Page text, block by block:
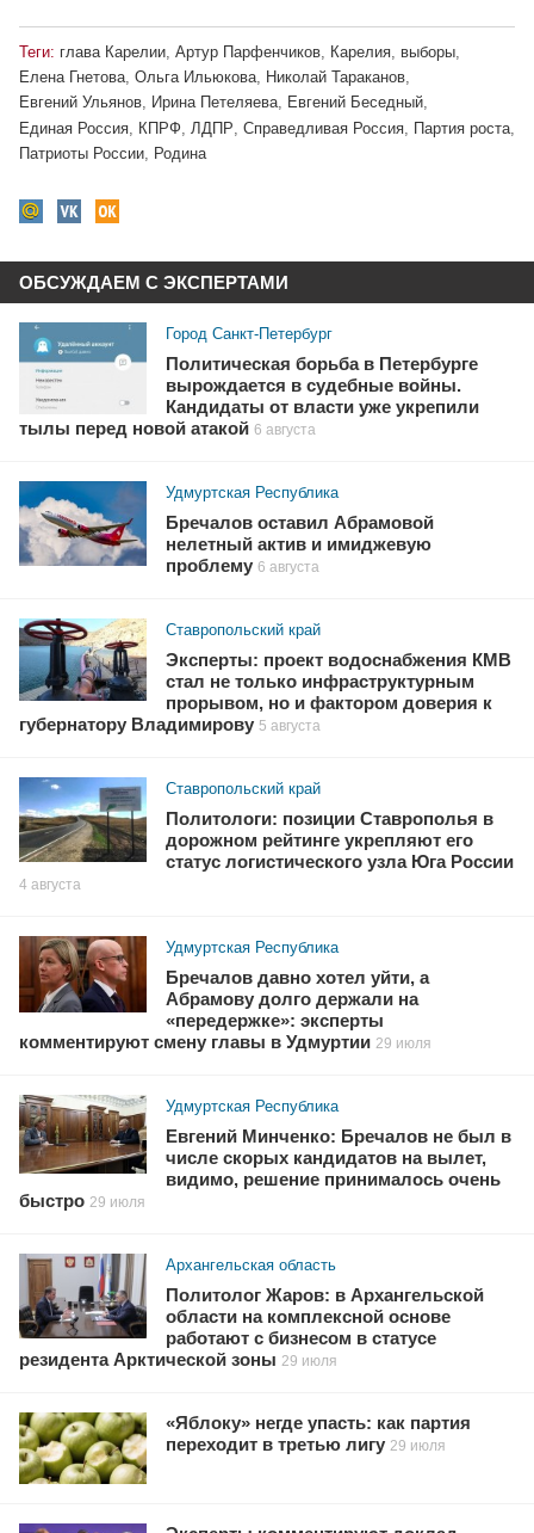
Теги: глава Карелии, Артур Парфенчиков, Карелия, выборы,
Елена Гнетова, Ольга Ильюкова, Николай Тараканов,
Евгений Ульянов, Ирина Петеляева, Евгений Беседный,
Единая Россия КПРФ ЛДПР Справедливая Россия Партия роста
Патриоты России Родина
ОБСУЖДАЕМ С ЭКСПЕРТАМИ
Город Санкт-Петербург
Политическая борьба в Петербурге
вырождается в судебные войны.
Кандидаты от власти уже укрепили
тылы перед новой атакой 6 августа
Удмуртская Республика
Бречалов оставил Абрамовой
нелетный актив и имиджевую
проблему 6 августа
Ставропольский край
Эксперты: проект водоснабжения КМВ
стал не только инфраструктурным
прорывом, но и фактором доверия к
губернатору Владимирову 5 августа
Ставропольский край
Политологи: позиции Ставрополья в
дорожном рейтинге укрепляют его
статус логистического узла Юга России
4 августа
Удмуртская Республика
Бречалов давно хотел уйти, а
Абрамову долго держали на
«передержке»: эксперты
комментируют смену главы в Удмуртии 29 июля
Удмуртская Республика
Евгений Минченко: Бречалов не был в
числе скорых кандидатов на вылет,
видимо, решение принималось очень
быстро 29 июля
Архангельская область
Политолог Жаров: в Архангельской
области на комплексной основе
работают с бизнесом в статусе
резидента Арктической зоны 29 июля
«Яблоку» негде упасть: как партия
переходит в третью лигу 29 июля